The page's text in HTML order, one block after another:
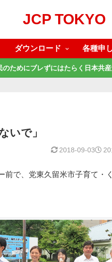
JCP TOKYO
ダウンロード 各種申
のためにブレずにはたらく日本共
いで」
2018-09-03
前で、党東久留米市子育て・